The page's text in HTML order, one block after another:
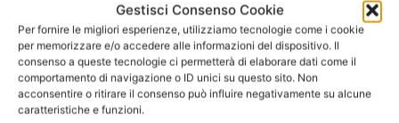
Gestisci Consenso Cookie
Per fornire le migliori esperienze, utilizziamo tecnologie come i cookie
per memorizzare e/o accedere alle informazioni del dispositivo. Il
consenso a queste tecnologie ci permetterà di elaborare dati come il
comportamento di navigazione o ID unici su questo sito. Non
acconsentire o ritirare il consenso può influire negativamente su alcune
caratteristiche e funzioni.
piantare piante che respingono gli uccelli come
il rosmarino, la lavanda o la menta. In questo
modo, non solo terrai lontani i volatili, ma avrai
anche delle piante aromatiche utili per la tua
cucina.